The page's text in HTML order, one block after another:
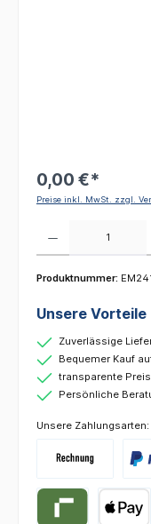
0,00 €*
Preise inkl. MwSt. zzgl.
Produktnummer:
Unsere Vorteile
Zuverlässige
Bequemer Kauf
transparente
Persönliche
Unsere Zahlungsarten: